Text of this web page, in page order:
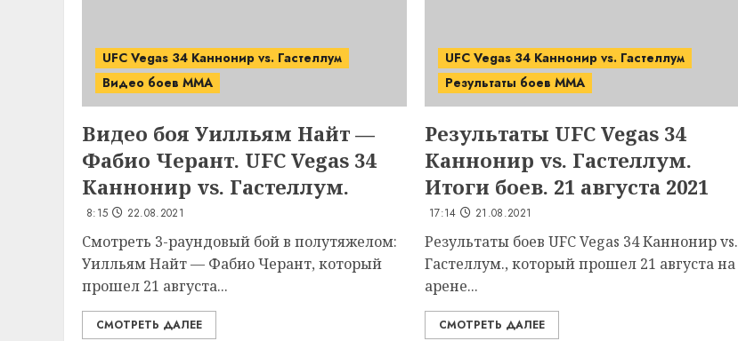
UFC Vegas 34 Каннонир vs. Гастеллум
Видео боев MMA
Видео боя Уилльям Найт —
Фабио Черант. UFC Vegas 34
Каннонир vs. Гастеллум.
8:15 22.08.2021
Смотреть 3-раундовый бой в полутяжелом:
Уилльям Найт — Фабио Черант, который
прошел 21 августа...
СМОТРЕТЬ ДАЛЕЕ
UFC Vegas 34 Каннонир vs. Гастеллум
Результаты боев MMA
Результаты UFC Vegas 34
Каннонир vs. Гастеллум.
Итоги боев. 21 августа 2021
17:14 21.08.2021
Результаты боев UFC Vegas 34 Каннонир vs.
Гастеллум., который прошел 21 августа на
арене...
СМОТРЕТЬ ДАЛЕЕ